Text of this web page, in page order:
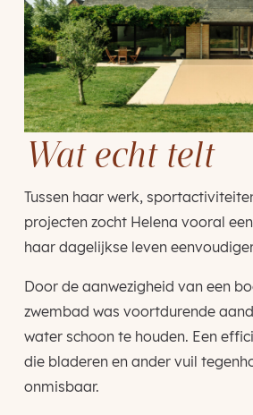
Wat echt telt
Tussen haar werk,
projecten zocht Helena vooral
haar dagelijkse leven
Door de aanwezigheid van een
zwembad was voortdurende
water schoon te houden. Een
die bladeren en ander vuil
onmisbaar.